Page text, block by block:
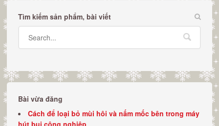
Tìm kiếm sản phẩm, bài viết
Bài vừa đăng
Cách để loại bỏ mùi hôi và nấm mốc bên trong máy